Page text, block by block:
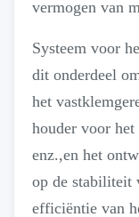
vermogen van
Systeem voor
dit onderdeel
het
houder voor het
enz.,en het
op de stabiliteit
efficiëntie van